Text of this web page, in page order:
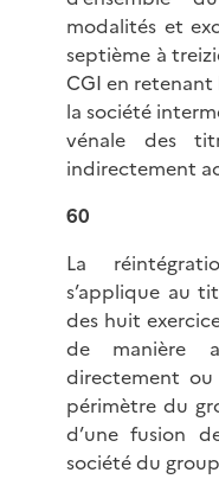
modalités et
septième à
CGI en
la société
vénale des
indirectement
60
La
s’applique au
des huit
de manière
directement
périmètre du
d’une fusion
société du